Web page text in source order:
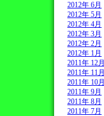
2012年 6月
2012年 5月
2012年 4月
2012年 3月
2012年 2月
2012年 1月
2011年 12月
2011年 11月
2011年 10月
2011年 9月
2011年 8月
2011年 7月